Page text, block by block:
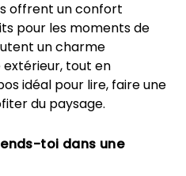
offrent un confort
pour les moments de
un charme
tout en
idéal pour lire, faire une
du paysage.
toi dans une